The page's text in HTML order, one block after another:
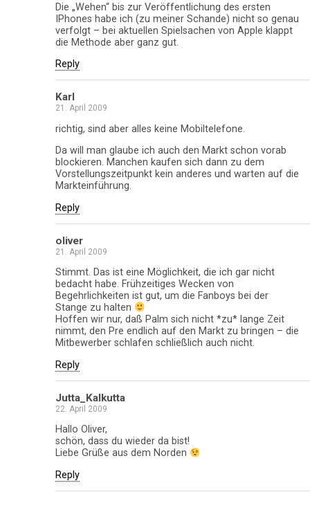
Die „Wehen“ bis zur Veröffentlichung des ersten
IPhones habe ich (zu meiner Schande) nicht so genau
verfolgt – bei aktuellen Spielsachen von Apple klappt
die Methode aber ganz gut.
Reply
Karl
21. April 2009
richtig, sind aber alles keine Mobiltelefone.
Da will man glaube ich auch den Markt schon vorab
blockieren. Manchen kaufen sich dann zu dem
Vorstellungszeitpunkt kein anderes und warten auf die
Markteinführung.
Reply
oliver
21. April 2009
Stimmt. Das ist eine Möglichkeit, die ich gar nicht
bedacht habe. Frühzeitiges Wecken von
Begehrlichkeiten ist gut, um die Fanboys bei der
Stange zu halten
Hoffen wir nur, daß Palm sich nicht *zu* lange Zeit
nimmt, den Pre endlich auf den Markt zu bringen – die
Mitbewerber schlafen schließlich auch nicht.
Reply
Jutta_Kalkutta
22. April 2009
Hallo Oliver,
schön, dass du wieder da bist!
Liebe Grüße aus dem Norden
Reply